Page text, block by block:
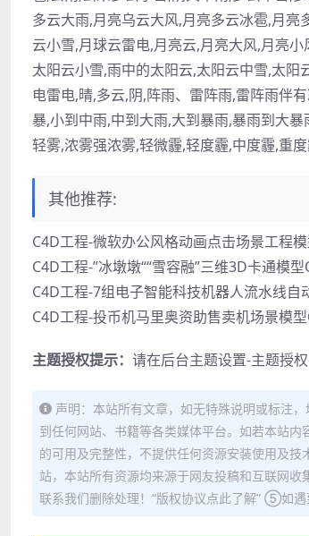
多云大雨,月亮乌云大风,月亮多云冰雹,月
云小雪,月球云雷电,月亮云,月亮大风,月亮
太阳云小雪,雨中的太阳云,太阳云中雪,太
电雷电,晴,多云,阴,阵雨、雷阵雨,雷阵雨伴
暴,小到中雨,中到大雨,大到暴雨,暴雨到大
轻雾,浓雾强浓雾,轻微霾,轻度霾,中度霾,重
其他推荐:
C4D工程-微软办公风格动画点击场景工程
C4D工程-”冰墩墩““雪容融”三维3D卡通模
C4D工程-7组电子智能科技机器人流水线自
C4D工程-投币机马里奥资助售卖机场景模
主题授权提示： 请在后台主题设置-主题授
声明：本站所有文章，如无特殊说明或标注
到任何网站、书籍等各类媒体平台。如若本站
的可用及完整性，不提供任何资源安装使用及
站，本站所有资源均来源于网友投稿和互联网
联系我们删除处理！“版权协议点此了解” ⑤如